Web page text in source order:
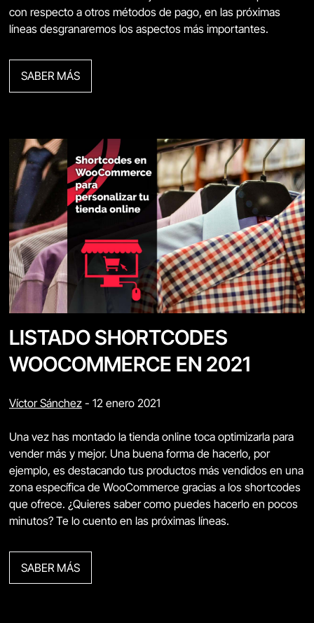
con respecto a otros métodos de pago, en las próximas
líneas desgranaremos los aspectos más importantes.
SABER MÁS
LISTADO SHORTCODES
WOOCOMMERCE EN 2021
Víctor Sánchez - 12 enero 2021
Una vez has montado la tienda online toca optimizarla para
vender más y mejor. Una buena forma de hacerlo, por
ejemplo, es destacando tus productos más vendidos en una
zona específica de WooCommerce gracias a los shortcodes
que ofrece. ¿Quieres saber como puedes hacerlo en pocos
minutos? Te lo cuento en las próximas líneas.
SABER MÁS